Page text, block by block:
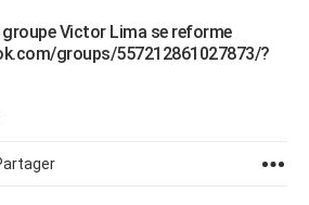
groupe Victor Lima se reforme
groups/557212861027873/?